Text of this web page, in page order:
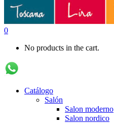
0
No products in the cart.
Catálogo
Salón
Salon moderno
Salon nordico